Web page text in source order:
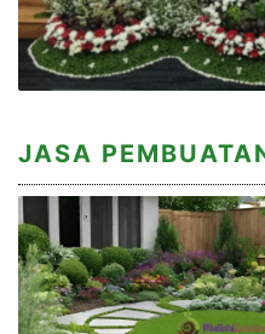
JASA